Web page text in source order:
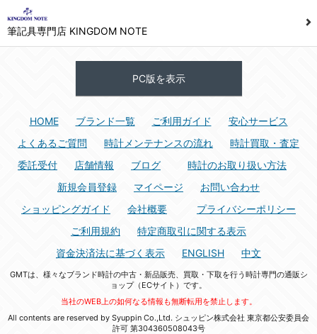
筆記具専門店 KINGDOM NOTE
PC版を表示
HOME ブランド一覧 ご利用ガイド
安心サービス
よくあるご質問
時計メンテナンスの流れ
時計買取・査定
委託受付
店舗情報 ブログ
時計のお取り扱い方法
新規会員登録
マイページ
お問い合わせ
ショッピングガイド
会社概要
プライバシーポリシー
ご利用規約
特定商取引に関する表示
資金決済法に基づく表示
ENGLISH 中文
GMTは、様々なブランド時計の中古・新品販売、買取・下取を行う時計専門の通販シ
ョップ（ECサイト）です。
当社のWEB上の如何なる情報も無断転用を禁止します。
All contents are reserved by Syuppin Co.,Ltd. シュッピン株式会社 東京都公安委員会
許可 第304360508043号